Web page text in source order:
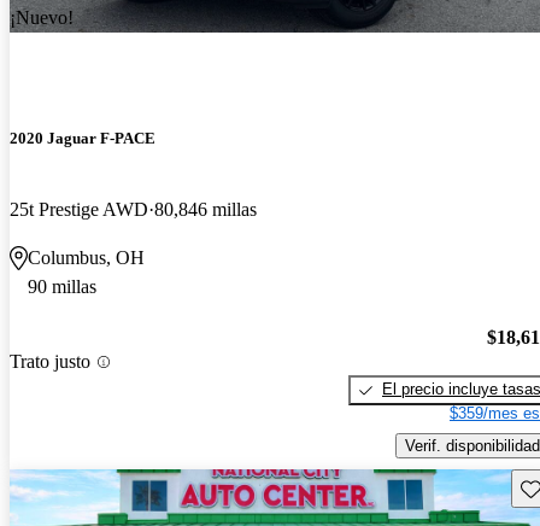
¡Nuevo!
2020 Jaguar F-PACE
25t Prestige AWD 80,846 millas
Columbus, OH
90 millas
Trato justo
El precio incluye tasas
$359/mes
Verif. disponibilidad